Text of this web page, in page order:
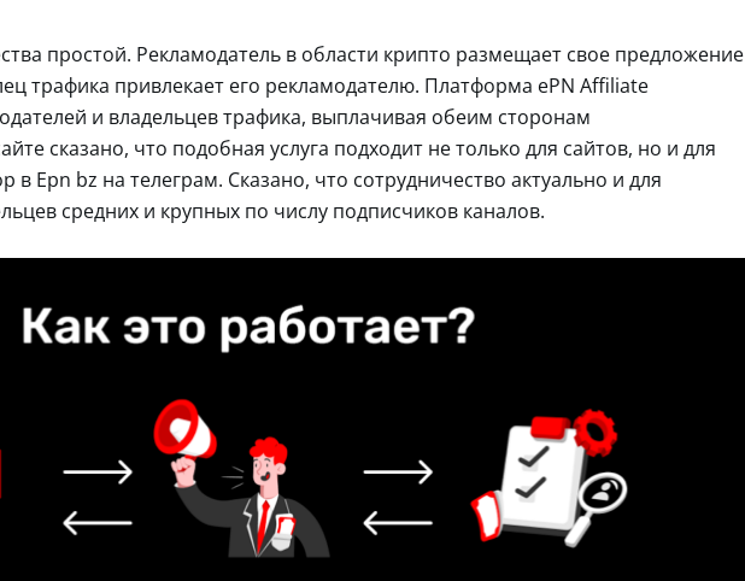
простой. Рекламодатель в области крипто размещает свое предложение
трафика привлекает его рекламодателю. Платформа ePN Affiliate
и владельцев трафика, выплачивая обеим сторонам
сказано, что подобная услуга подходит не только для сайтов, но и для
в Epn bz на телеграм. Сказано, что сотрудничество актуально и для
средних и крупных по числу подписчиков каналов.